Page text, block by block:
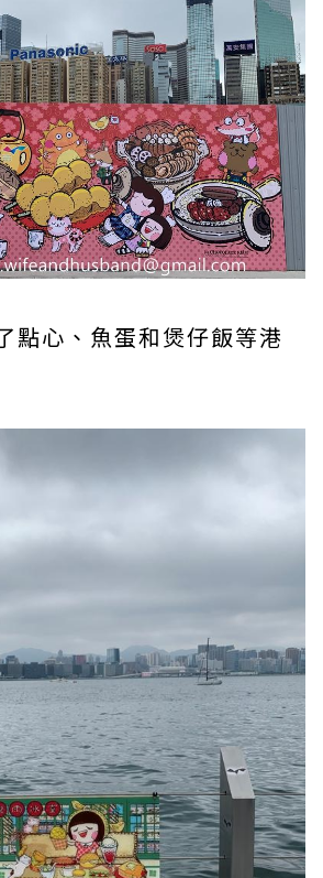
點心、魚蛋和煲仔飯等港